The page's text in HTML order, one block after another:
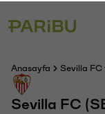
Anasayfa Sevilla FC
Sevilla FC